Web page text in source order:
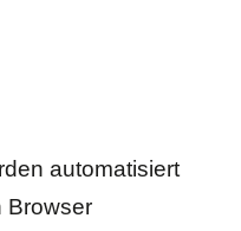
automatisiert
Browser